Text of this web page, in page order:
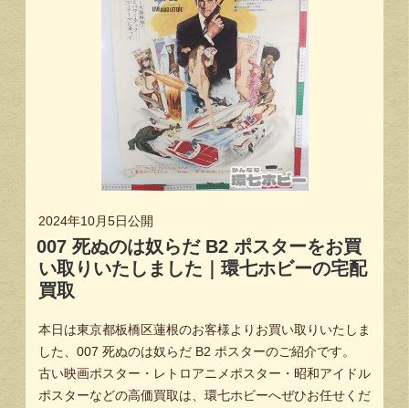
2024年10月5日公開
007 死ぬのは奴らだ B2 ポスターをお買
い取りいたしました｜環七ホビーの宅配
買取
本日は東京都板橋区蓮根のお客様よりお買い取りいたしま
した、007 死ぬのは奴らだ B2 ポスターのご紹介です。
古い映画ポスター・レトロアニメポスター・昭和アイドル
ポスターなどの高価買取は、環七ホビーへぜひお任せくだ